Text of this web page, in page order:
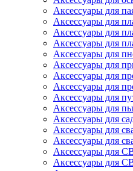
Аксессуары для
Аксессуары для
Аксессуары для
Аксессуары для
Аксессуары для
Аксессуары для
Аксессуары для
Аксессуары для
Аксессуары для
Аксессуары для
Аксессуары для
Аксессуары для
Аксессуары для
Аксессуары для
Аксессуары для